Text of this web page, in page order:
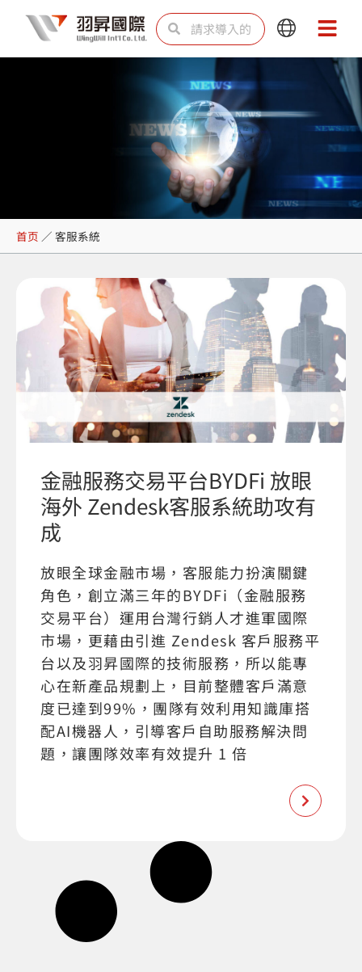
内
SearchSearch
Main
Menu
Main
Menu
客服系統
首页 ／ 客服系統
金融服務交易平台BYDFi 放眼
海外 Zendesk客服系統助攻有
成
放眼全球金融市場，客服能力扮演關鍵
角色，創立滿三年的BYDFi（金融服務
交易平台）運用台灣行銷人才進軍國際
市場，更藉由引進 Zendesk 客戶服務平
台以及羽昇國際的技術服務，所以能專
心在新產品規劃上，目前整體客戶滿意
度已達到99%，團隊有效利用知識庫搭
配AI機器人，引導客戶自助服務解決問
題，讓團隊效率有效提升 1 倍